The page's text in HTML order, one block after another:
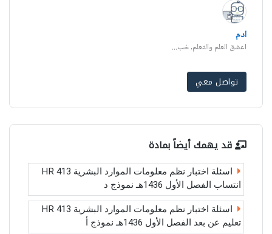
ادم
اعشق العلم والتعلم, خب...
تواصل معي
قد يهمك أيضاً بمادة
اسئلة اختبار نظم معلومات الموارد البشرية HR 413
انتساب الفصل الأول 1436هـ نموذج د
اسئلة اختبار نظم معلومات الموارد البشرية HR 413
تعليم عن بعد الفصل الأول 1436هـ نموذج أ